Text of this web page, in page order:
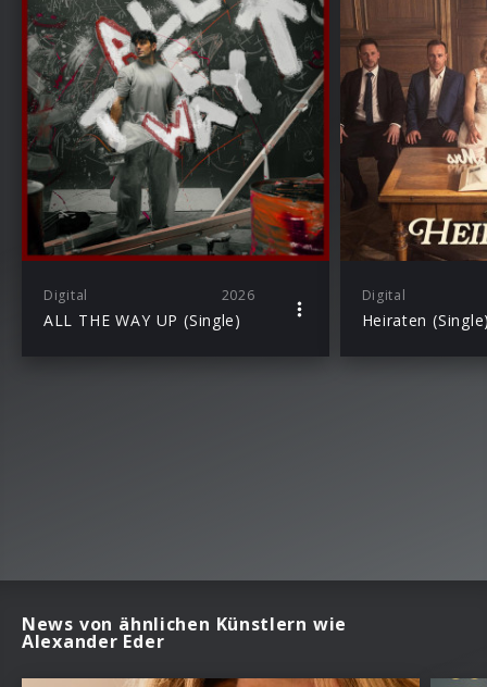
Digital 2026
ALL THE WAY UP (Single)
Digital
Heiraten
News von ähnlichen Künstlern wie
Alexander Eder